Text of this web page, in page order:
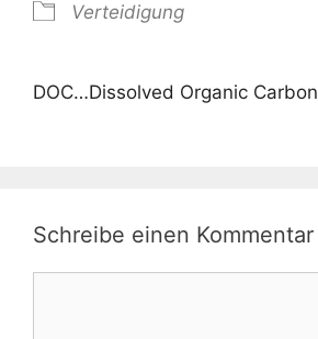
Verteidigung
DOC…Dissolved Organic Carbon
Schreibe einen Kommentar